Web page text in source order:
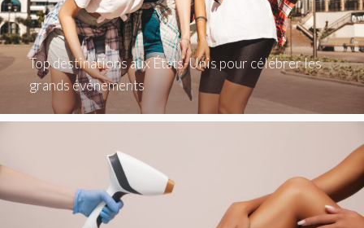
Top destinations aux États-Unis pour célébrer les
grands événements